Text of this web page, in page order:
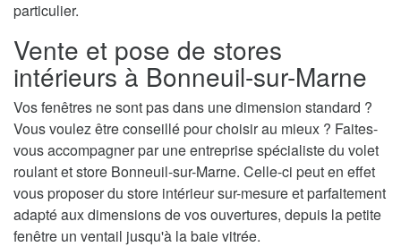
particulier.
Vente et pose de stores
intérieurs à Bonneuil-sur-Marne
Vos fenêtres ne sont pas dans une dimension standard ?
Vous voulez être conseillé pour choisir au mieux ? Faites-
vous accompagner par une entreprise spécialiste du volet
roulant et store Bonneuil-sur-Marne. Celle-ci peut en effet
vous proposer du store intérieur sur-mesure et parfaitement
adapté aux dimensions de vos ouvertures, depuis la petite
fenêtre un ventail jusqu'à la baie vitrée.